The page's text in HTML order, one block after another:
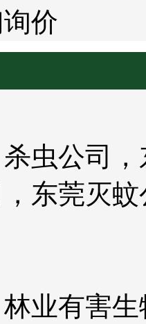
价
虫公司
东莞灭
业有害